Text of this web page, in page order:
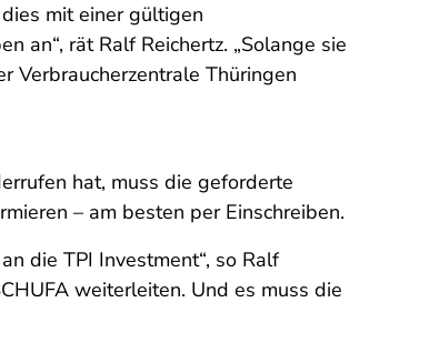
mit einer gültigen
an“, rät Ralf Reichertz. „Solange sie
Verbraucherzentrale Thüringen
hat, muss die geforderte
– am besten per Einschreiben.
die TPI Investment“, so Ralf
weiterleiten. Und es muss die